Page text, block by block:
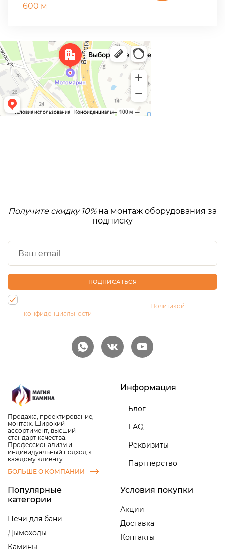
600 м
Получите скидку 10%на монтаж оборудования за
подписку
ПОДПИСАТЬСЯ
Политикой
конфиденциальности
Продажа, проектирование,
монтаж. Широкий
ассортимент, высший
стандарт качества.
Профессионализм и
индивидуальный подход к
каждому клиенту.
БОЛЬШЕ О КОМПАНИИ
Информация
Блог
FAQ
Реквизиты
Партнерство
Популярные
категории
Печи для бани
Дымоходы
Камины
Условия покупки
Акции
Доставка
Контакты